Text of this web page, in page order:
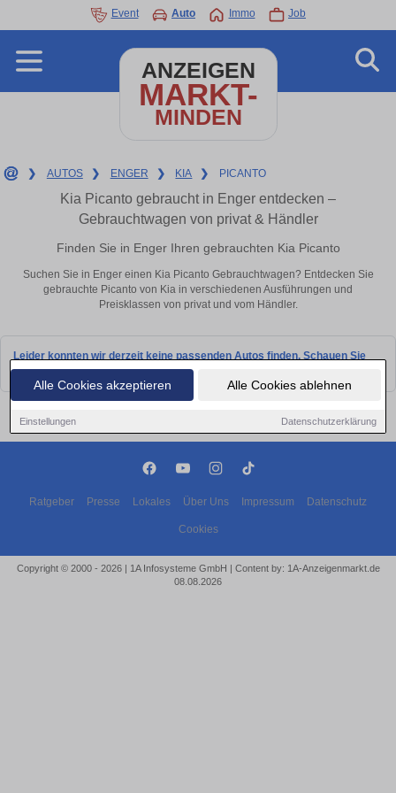
Alle Cookies akzeptieren Alle Cookies ablehnen
Einstellungen Datenschutzerklärung
Event Auto Immo Job
ANZEIGEN
MARKT-
MINDEN
❯ AUTOS ❯ ENGER ❯ KIA ❯ PICANTO
Kia Picanto gebraucht in Enger entdecken –
Gebrauchtwagen von privat & Händler
Finden Sie in Enger Ihren gebrauchten Kia Picanto
Suchen Sie in Enger einen Kia Picanto Gebrauchtwagen? Entdecken Sie
gebrauchte Picanto von Kia in verschiedenen Ausführungen und
Preisklassen von privat und vom Händler.
Leider konnten wir derzeit keine passenden Autos finden. Schauen Sie
bald wieder vorbei!
Ratgeber Presse Lokales Über Uns Impressum Datenschutz
Cookies
Copyright © 2000 - 2026 | 1A Infosysteme GmbH | Content by: 1A-Anzeigenmarkt.de
08.08.2026